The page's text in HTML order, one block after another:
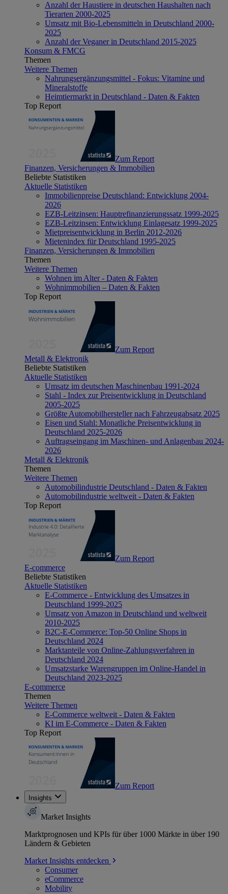
Anzahl der Haustiere in deutschen Haushalten nach
Tierarten 2000-2025
Umsatz mit Bio-Lebensmitteln in Deutschland 2000-
2025
Anzahl der Veganer in Deutschland 2015-2025
Konsum & FMCG
Themen
Weitere Themen
Nahrungsergänzungsmittel - Fokus: Vitamine und
Mineralstoffe
Heimtiermarkt in Deutschland - Daten & Fakten
Top Report
Zum Report
Finanzen, Versicherungen & Immobilien
Beliebte Statistiken
Aktuelle Statistiken
Immobilienpreise Deutschland: Entwicklung 2004-
2026
EZB-Leitzinsen: Hauptrefinanzierungssatz 1999-2025
EZB-Leitzinsen: Entwicklung Einlagesatz 1999-2025
Mietpreisentwicklung in Berlin 2012-2026
Mietenindex für Deutschland 1995-2025
Finanzen, Versicherungen & Immobilien
Themen
Weitere Themen
Wohnen im Alter - Daten & Fakten
Wohnimmobilien – Daten & Fakten
Top Report
Zum Report
Metall & Elektronik
Beliebte Statistiken
Aktuelle Statistiken
Umsatz im deutschen Maschinenbau 1991-2024
Stahl - Index zur Preisentwicklung in Deutschland
2005-2025
Größte Automobilhersteller nach Fahrzeugabsatz 2025
Eisen und Stahl: Monatliche Preisentwicklung in
Deutschland 2025-2026
Auftragseingang im Maschinen- und Anlagenbau 2024-
2026
Metall & Elektronik
Themen
Weitere Themen
Automobilindustrie Deutschland - Daten & Fakten
Automobilindustrie weltweit - Daten & Fakten
Top Report
Zum Report
E-commerce
Beliebte Statistiken
Aktuelle Statistiken
E-Commerce - Entwicklung des Umsatzes in
Deutschland 1999-2025
Umsatz von Amazon in Deutschland und weltweit
2010-2025
B2C-E-Commerce: Top-50 Online Shops in
Deutschland 2024
Marktanteile von Online-Zahlungsverfahren in
Deutschland 2024
Umsatzstarke Warengruppen im Online-Handel in
Deutschland 2023-2025
E-commerce
Themen
Weitere Themen
E-Commerce weltweit - Daten & Fakten
KI im E-Commerce - Daten & Fakten
Top Report
Zum Report
Insights
Market Insights
Marktprognosen und KPIs für über 1000 Märkte in über 190
Ländern & Gebieten
Market Insights entdecken
Consumer
eCommerce
Mobility